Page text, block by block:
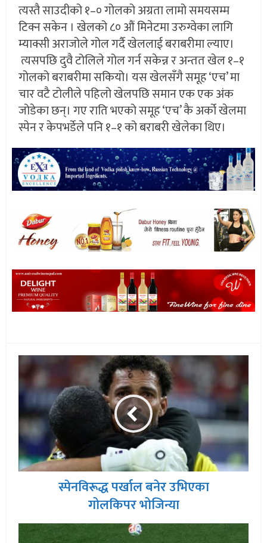
त्यस्तै साउदीको १–० गोलको अग्रता लामो समयसम्म
टिक्न सकेन । खेलको ८० औं मिनेटमा उरुग्वेका लागि
म्याक्सी अराजोले गोल गर्दै खेललाई बराबरीमा ल्याए।
त्यसपछि दुवै टोलिले गोल गर्न सकेन्न र अन्तत खेल १–१
गोलको बराबरीमा सकियो। यस खेलसँगै समूह ‘एच’ मा
चार वटै टोलीले पहिलो खेलपछि समान एक एक अंक
जोडेका छन्। गए राति भएको समूह ‘एच’ कै अर्को खेलमा
स्पेन र केपभर्डेले पनि १–१ को बराबरी खेलेका थिए।
स्पेनविरूद्ध पर्खाल बनेर उभिएका
गोलकिपर भोजिन्या